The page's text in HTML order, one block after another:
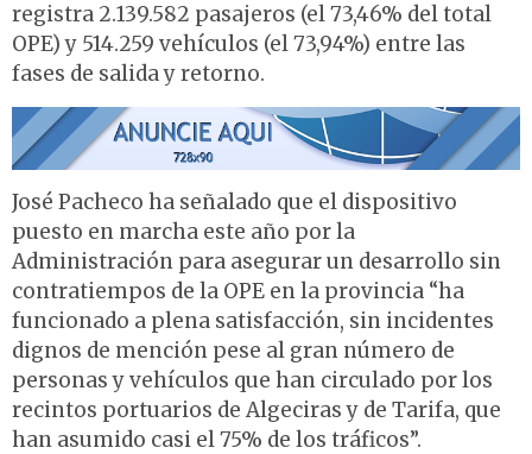
registra 2.139.582 pasajeros (el 73,46% del total
OPE) y 514.259 vehículos (el 73,94%) entre las
fases de salida y retorno.
José Pacheco ha señalado que el dispositivo
puesto en marcha este año por la
Administración para asegurar un desarrollo sin
contratiempos de la OPE en la provincia “ha
funcionado a plena satisfacción, sin incidentes
dignos de mención pese al gran número de
personas y vehículos que han circulado por los
recintos portuarios de Algeciras y de Tarifa, que
han asumido casi el 75% de los tráficos”.